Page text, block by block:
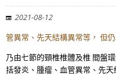
2021-08-12
管異常、先天結構異常等， 但
乃由七節的頸椎椎體及椎 間盤
括發炎、腫瘤、血管異常、先